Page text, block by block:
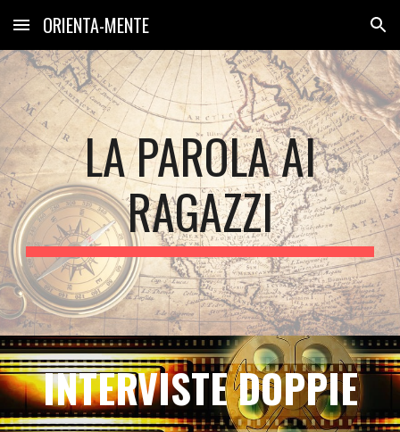
Skip to main content Skip to navigation
ORIENTA-MENTE
LA PAROLA AI
RAGAZZI
INTERVISTE DOPPIE